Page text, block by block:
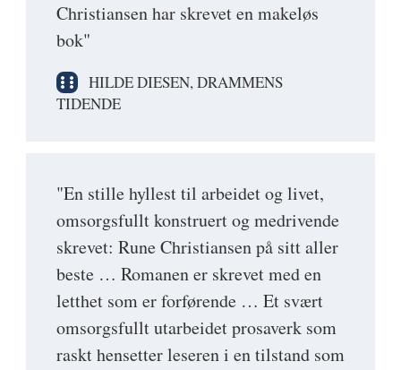
Christiansen har skrevet en makeløs
bok"
HILDE DIESEN, DRAMMENS
TIDENDE
"En stille hyllest til arbeidet og livet,
omsorgsfullt konstruert og medrivende
skrevet: Rune Christiansen på sitt aller
beste … Romanen er skrevet med en
letthet som er forførende … Et svært
omsorgsfullt utarbeidet prosaverk som
raskt hensetter leseren i en tilstand som